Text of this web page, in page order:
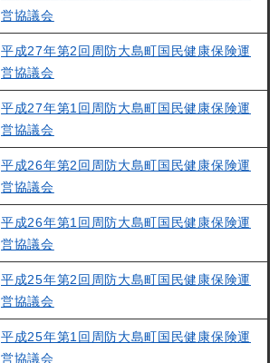
営協議会
平成27年第2回周防大島町国民健康保険運
営協議会
平成27年第1回周防大島町国民健康保険運
営協議会
平成26年第2回周防大島町国民健康保険運
営協議会
平成26年第1回周防大島町国民健康保険運
営協議会
平成25年第2回周防大島町国民健康保険運
営協議会
平成25年第1回周防大島町国民健康保険運
営協議会